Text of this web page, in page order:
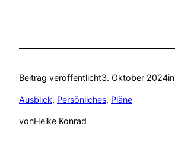
Beitrag veröffentlicht3. Oktober 2024in
Ausblick, Persönliches, Pläne
vonHeike Konrad